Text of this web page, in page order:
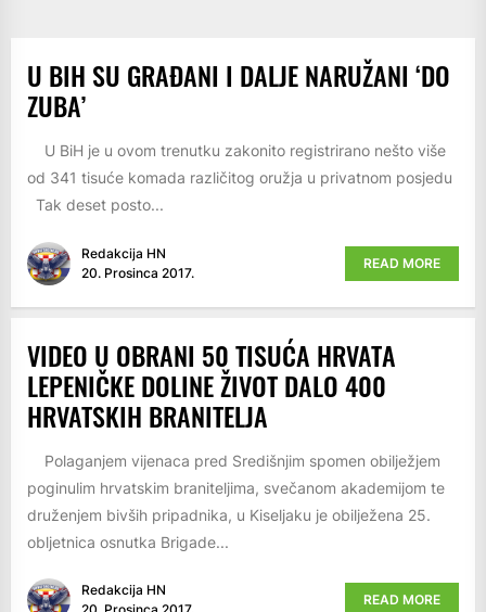
U BIH SU GRAĐANI I DALJE NARUŽANI ‘DO
ZUBA’
U BiH je u ovom trenutku zakonito registrirano nešto više
od 341 tisuće komada različitog oružja u privatnom posjedu
Tak deset posto...
Redakcija HN
20. Prosinca 2017.
READ MORE
VIDEO U OBRANI 50 TISUĆA HRVATA
LEPENIČKE DOLINE ŽIVOT DALO 400
HRVATSKIH BRANITELJA
Polaganjem vijenaca pred Središnjim spomen obilježjem
poginulim hrvatskim braniteljima, svečanom akademijom te
druženjem bivših pripadnika, u Kiseljaku je obilježena 25.
obljetnica osnutka Brigade...
Redakcija HN
READ MORE